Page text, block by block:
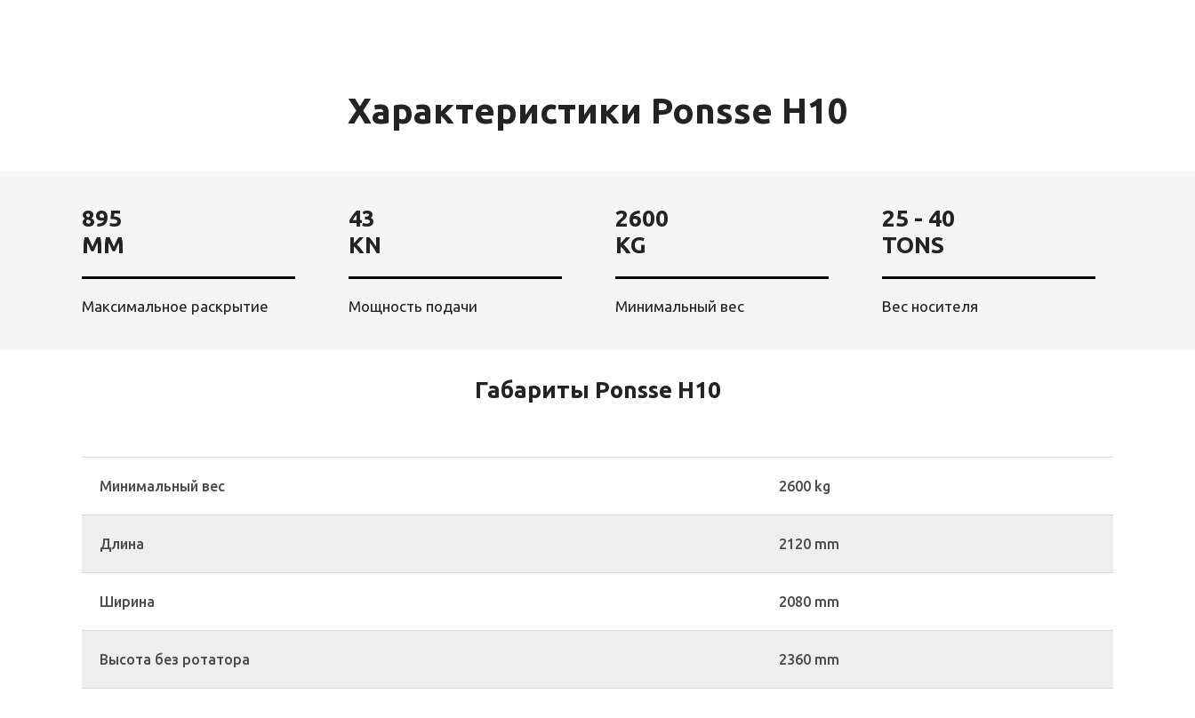
Характеристики Ponsse H10
895
MM
Максимальное раскрытие
43
KN
Мощность подачи
2600
KG
Минимальный вес
25 - 40
TONS
Вес носителя
Габариты Ponsse H10
Минимальный вес 2600 kg
Длина 2120 mm
Ширина 2080 mm
Высота без ротатора 2360 mm